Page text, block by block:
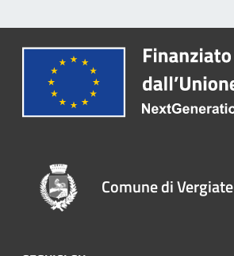
Comune di Vergiate